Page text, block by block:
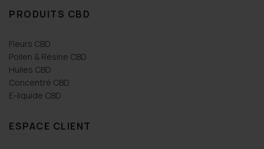
PRODUITS CBD
Fleurs CBD
Pollen & Résine CBD
Huiles CBD
Concentré CBD
E-liquide CBD
ESPACE CLIENT